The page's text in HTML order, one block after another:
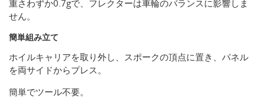
重さわずか0.7gで、フレクターは車輪のバランスに影響しま
せん。
簡単組み立て
ホイルキャリアを取り外し、スポークの頂点に置き、パネル
を両サイドからプレス。
簡単でツール不要。